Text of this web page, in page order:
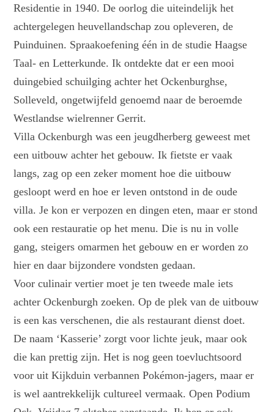
Residentie in 1940. De oorlog die uiteindelijk het
achtergelegen heuvellandschap zou opleveren, de
Puinduinen. Spraakoefening één in de studie Haagse
Taal- en Letterkunde. Ik ontdekte dat er een mooi
duingebied schuilging achter het Ockenburghse,
Solleveld, ongetwijfeld genoemd naar de beroemde
Westlandse wielrenner Gerrit.
Villa Ockenburgh was een jeugdherberg geweest met
een uitbouw achter het gebouw. Ik fietste er vaak
langs, zag op een zeker moment hoe die uitbouw
gesloopt werd en hoe er leven ontstond in de oude
villa. Je kon er verpozen en dingen eten, maar er stond
ook een restauratie op het menu. Die is nu in volle
gang, steigers omarmen het gebouw en er worden zo
hier en daar bijzondere vondsten gedaan.
Voor culinair vertier moet je ten tweede male iets
achter Ockenburgh zoeken. Op de plek van de uitbouw
is een kas verschenen, die als restaurant dienst doet.
De naam ‘Kasserie’ zorgt voor lichte jeuk, maar ook
die kan prettig zijn. Het is nog geen toevluchtsoord
voor uit Kijkduin verbannen Pokémon-jagers, maar er
is wel aantrekkelijk cultureel vermaak. Open Podium